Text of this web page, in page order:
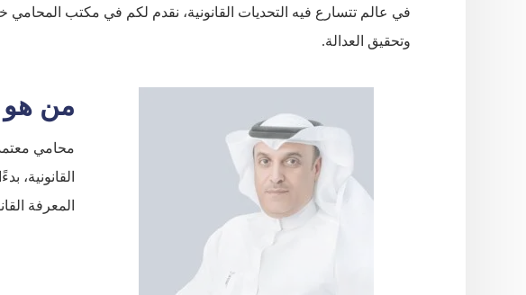
في عالم تتسارع فيه التحديات القانونية، نقدم لكم في مكتب المحامي
وتحقيق العدالة.
من هو
القانونية،
المعرفة